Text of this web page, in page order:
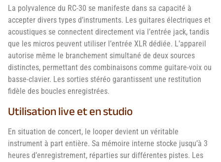
La polyvalence du RC-30 se manifeste dans sa capacité à
accepter divers types d’instruments. Les guitares électriques et
acoustiques se connectent directement via l’entrée jack, tandis
que les micros peuvent utiliser l’entrée XLR dédiée. L’appareil
autorise même le branchement simultané de deux sources
distinctes, permettant des combinaisons comme guitare-voix ou
basse-clavier. Les sorties stéréo garantissent une restitution
fidèle des boucles enregistrées.
Utilisation live et en studio
En situation de concert, le looper devient un véritable
instrument à part entière. Sa mémoire interne stocke jusqu’à 3
heures d’enregistrement, réparties sur différentes pistes. Les